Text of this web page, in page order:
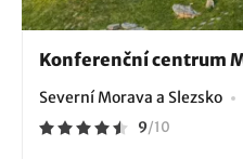
Konferenční centrum
Severní Morava a Slezsko
9/10